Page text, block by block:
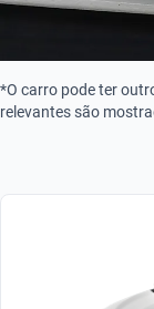
*O carro pode ter
relevantes são